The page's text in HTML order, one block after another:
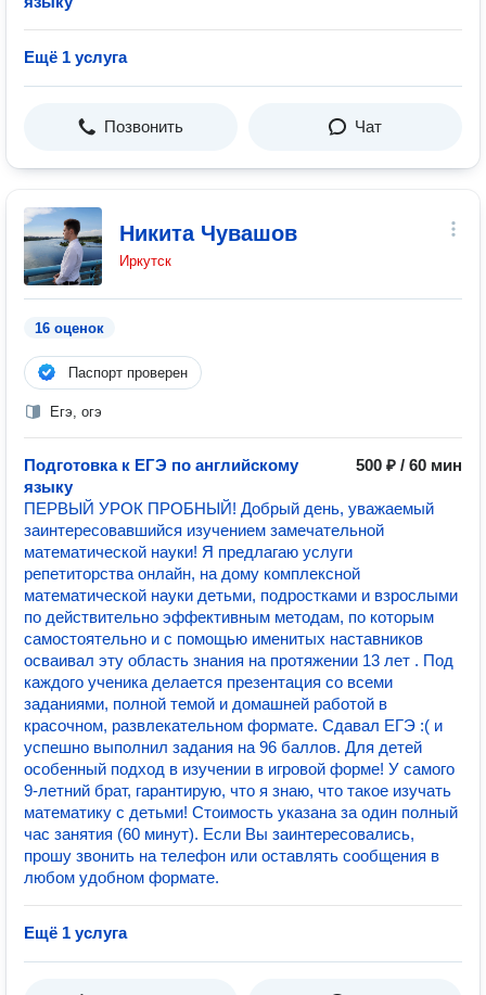
Ещё 1 услуга
Позвонить Чат
Никита Чувашов
Иркутск
16 оценок
Паспорт проверен
Егэ, огэ
Подготовка к ЕГЭ по английскому
языку
500 ₽ / 60 мин
ПЕРВЫЙ УРОК ПРОБНЫЙ! Добрый день, уважаемый
заинтересовавшийся изучением замечательной
математической науки! Я предлагаю услуги
репетиторства онлайн, на дому комплексной
математической науки детьми, подростками и взрослыми
по действительно эффективным методам, по которым
самостоятельно и с помощью именитых наставников
осваивал эту область знания на протяжении 13 лет . Под
каждого ученика делается презентация со всеми
заданиями, полной темой и домашней работой в
красочном, развлекательном формате. Сдавал ЕГЭ :( и
успешно выполнил задания на 96 баллов. Для детей
особенный подход в изучении в игровой форме! У самого
9-летний брат, гарантирую, что я знаю, что такое изучать
математику с детьми! Стоимость указана за один полный
час занятия (60 минут). Если Вы заинтересовались,
прошу звонить на телефон или оставлять сообщения в
любом удобном формате.
Ещё 1 услуга